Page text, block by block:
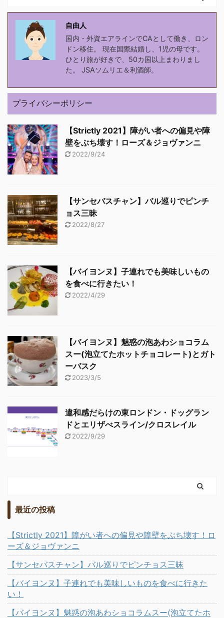
自由人
国内・外資エアラインでCAとして働き、ロン
ドン移住。 現在国際結婚し、1児の母です。
ひとり旅が好きで、50カ国以上まわりまし
た。 JSAソムリエ＆利酒師。
プライバシーポリシー
【Strictly 2021】障がい者への偏見や障
壁をぶち壊す！ローズ＆ジョヴァンニ
2022/9/24
【サンセバスチャン】バル巡りでピンチ
ョス三昧
2022/8/27
【バイヨンヌ】子連れでも美味しいもの
を食べに行きたい！
2022/4/29
【バイヨンヌ】魅惑の泡あわショコラム
スー(泡立てたホットチョコレート)とガト
ーバスク
2023/3/5
違和感だらけの東ロンドン・ドッグラン
ドとエリザべスライン/クロスレイル
2022/9/29
最近の投稿
【Strictly 2021】障がい者への偏見や障壁をぶち壊す！ロ
ーズ＆ジョヴァンニ
【サンセバスチャン】バル巡りでピンチョス三昧
【バイヨンヌ】子連れでも美味しいものを食べに行きた
い！
【バイヨンヌ】魅惑の泡あわショコラムスー(泡立てたホ